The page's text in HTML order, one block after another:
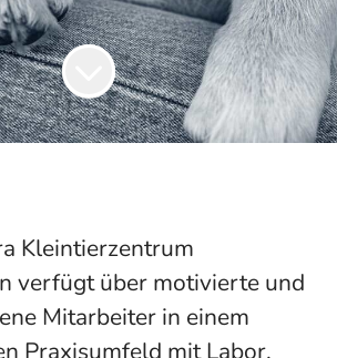
Kleintierzentrum
verfügt über motivierte und
Mitarbeiter in einem
Praxisumfeld mit Labor,